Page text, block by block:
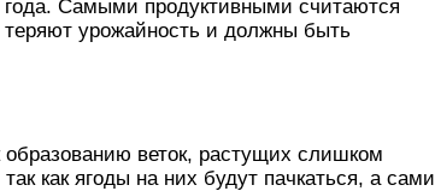
Самыми продуктивными считаются
теряют урожайность и должны быть
образованию веток, растущих слишком
как ягоды на них будут пачкаться, а сами